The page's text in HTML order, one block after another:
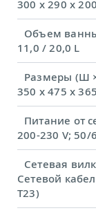
300 x 290 x
Объем
11,0 / 20,0 L
Размеры (Ш
350 x 475 x
Питание от
200-230 V; 50/
Сетевая
Сетевой
T23)